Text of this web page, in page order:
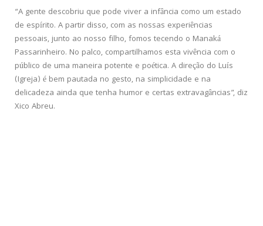
“A gente descobriu que pode viver a infância como um estado
de espírito. A partir disso, com as nossas experiências
pessoais, junto ao nosso filho, fomos tecendo o Manaká
Passarinheiro. No palco, compartilhamos esta vivência com o
público de uma maneira potente e poética. A direção do Luís
(Igreja) é bem pautada no gesto, na simplicidade e na
delicadeza ainda que tenha humor e certas extravagâncias”, diz
Xico Abreu.